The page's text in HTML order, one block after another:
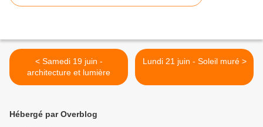
< Samedi 19 juin -
architecture et lumière
Lundi 21 juin - Soleil muré >
Hébergé par Overblog